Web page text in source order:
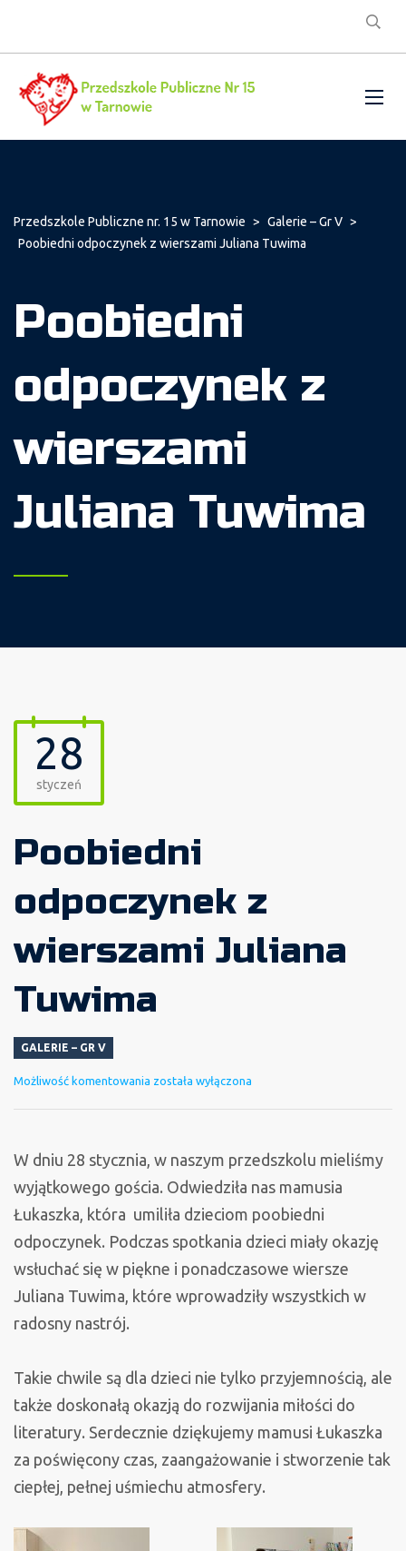
Przedszkole Publiczne nr. 15 w Tarnowie > Galerie – Gr V >
Poobiedni odpoczynek z wierszami Juliana Tuwima
Poobiedni
odpoczynek z
wierszami
Juliana Tuwima
28
styczeń
Poobiedni
odpoczynek z
wierszami Juliana
Tuwima
GALERIE – GR V
Możliwość komentowania Poobiedni
wierszami
Juliana
Tuwima
została wyłączona
W dniu 28 stycznia, w naszym przedszkolu mieliśmy
wyjątkowego gościa. Odwiedziła nas mamusia
Łukaszka, która umiliła dzieciom poobiedni
odpoczynek. Podczas spotkania dzieci miały okazję
wsłuchać się w piękne i ponadczasowe wiersze
Juliana Tuwima, które wprowadziły wszystkich w
radosny nastrój.
Takie chwile są dla dzieci nie tylko przyjemnością, ale
także doskonałą okazją do rozwijania miłości do
literatury. Serdecznie dziękujemy mamusi Łukaszka
za poświęcony czas, zaangażowanie i stworzenie tak
ciepłej, pełnej uśmiechu atmosfery.